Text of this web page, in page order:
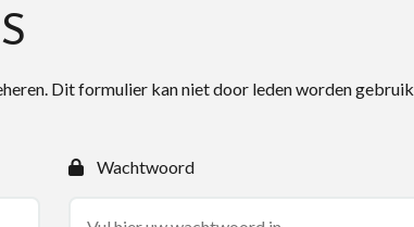
Dit formulier kan niet door leden worden
Wachtwoord